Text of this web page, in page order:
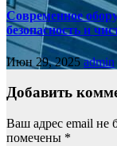
Современное
безопасность и
Июн 29, 2025admin
Добавить
Ваш адрес email не
помечены *